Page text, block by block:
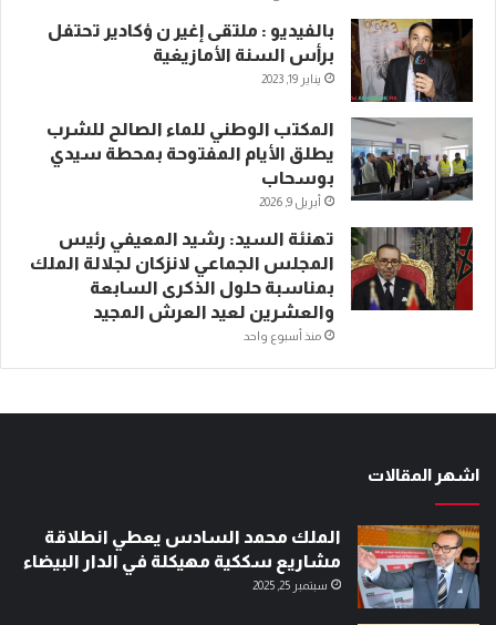
بالفيديو : ملتقى إغير ن ؤكادير تحتفل
برأس السنة الأمازيغية
يناير 19, 2023
المكتب الوطني للماء الصالح للشرب
يطلق الأيام المفتوحة بمحطة سيدي
بوسحاب
أبريل 9, 2026
تهنئة السيد: رشيد المعيفي رئيس
المجلس الجماعي لانزكان لجلالة الملك
بمناسبة حلول الذكرى السابعة
والعشرين لعيد العرش المجيد
منذ أسبوع واحد
اشهر المقالات
الملك محمد السادس يعطي انطلاقة
مشاريع سككية مهيكلة في الدار البيضاء
سبتمبر 25, 2025